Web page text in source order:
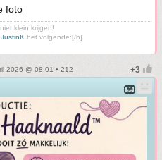
foto
klein krijgen!
JustinK het volgende:[/b]
2026 @ 08:01 • 212